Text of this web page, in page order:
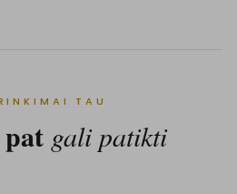
TAU
gali patikti